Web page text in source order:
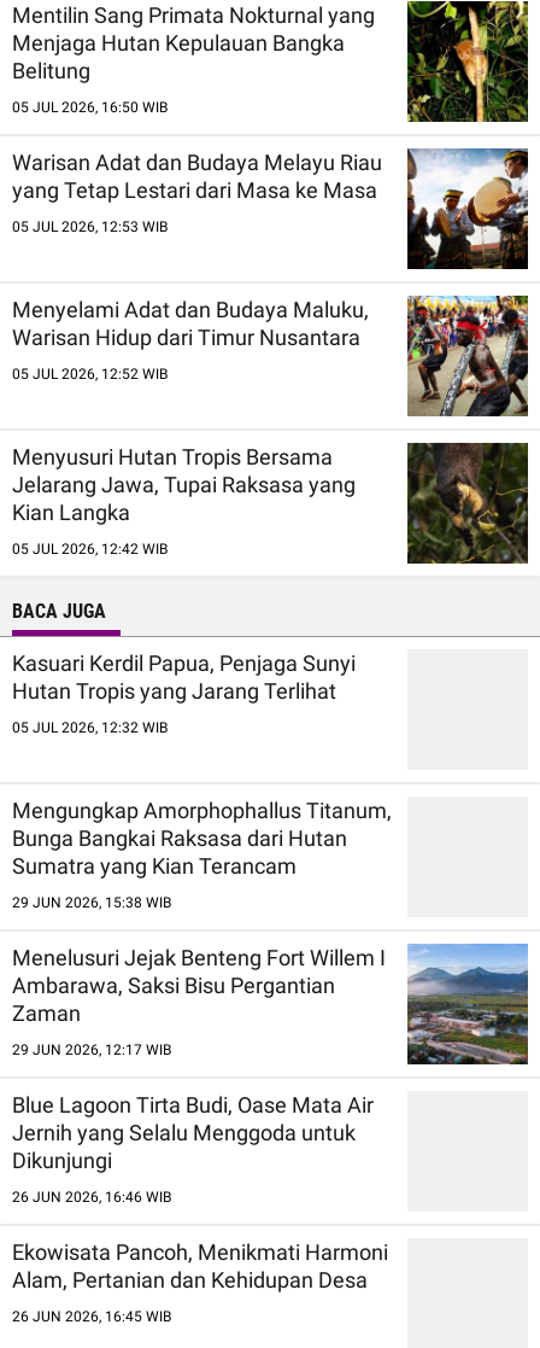
Mentilin Sang Primata Nokturnal yang
Menjaga Hutan Kepulauan Bangka
Belitung
05 JUL 2026, 16:50 WIB
Warisan Adat dan Budaya Melayu Riau
yang Tetap Lestari dari Masa ke Masa
05 JUL 2026, 12:53 WIB
Menyelami Adat dan Budaya Maluku,
Warisan Hidup dari Timur Nusantara
05 JUL 2026, 12:52 WIB
Menyusuri Hutan Tropis Bersama
Jelarang Jawa, Tupai Raksasa yang
Kian Langka
05 JUL 2026, 12:42 WIB
BACA JUGA
Kasuari Kerdil Papua, Penjaga Sunyi
Hutan Tropis yang Jarang Terlihat
05 JUL 2026, 12:32 WIB
Mengungkap Amorphophallus Titanum,
Bunga Bangkai Raksasa dari Hutan
Sumatra yang Kian Terancam
29 JUN 2026, 15:38 WIB
Menelusuri Jejak Benteng Fort Willem I
Ambarawa, Saksi Bisu Pergantian
Zaman
29 JUN 2026, 12:17 WIB
Blue Lagoon Tirta Budi, Oase Mata Air
Jernih yang Selalu Menggoda untuk
Dikunjungi
26 JUN 2026, 16:46 WIB
Ekowisata Pancoh, Menikmati Harmoni
Alam, Pertanian dan Kehidupan Desa
26 JUN 2026, 16:45 WIB